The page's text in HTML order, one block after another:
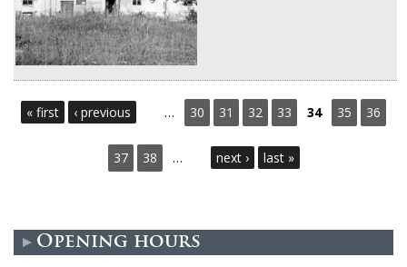
P
s
« first ‹ previous … 30 31 32 33 34 35 36
37 38 … next › last »
Opening hours